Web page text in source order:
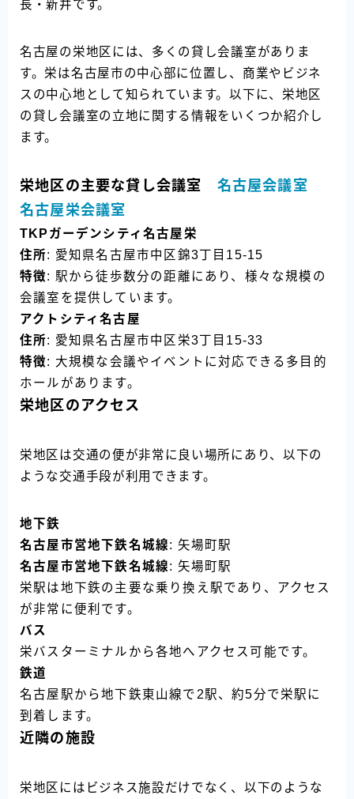
長・新井です。
名古屋の栄地区には、多くの貸し会議室がありま
す。栄は名古屋市の中心部に位置し、商業やビジネ
スの中心地として知られています。以下に、栄地区
の貸し会議室の立地に関する情報をいくつか紹介し
ます。
栄地区の主要な貸し会議室 名古屋会議室
名古屋栄会議室
TKPガーデンシティ名古屋栄
住所: 愛知県名古屋市中区錦3丁目15-15
特徴: 駅から徒歩数分の距離にあり、様々な規模の
会議室を提供しています。
アクトシティ名古屋
住所: 愛知県名古屋市中区栄3丁目15-33
特徴: 大規模な会議やイベントに対応できる多目的
ホールがあります。
栄地区のアクセス
栄地区は交通の便が非常に良い場所にあり、以下の
ような交通手段が利用できます。
地下鉄
名古屋市営地下鉄名城線: 矢場町駅
名古屋市営地下鉄名城線: 矢場町駅
栄駅は地下鉄の主要な乗り換え駅であり、アクセス
が非常に便利です。
バス
栄バスターミナルから各地へアクセス可能です。
鉄道
名古屋駅から地下鉄東山線で2駅、約5分で栄駅に
到着します。
近隣の施設
栄地区にはビジネス施設だけでなく、以下のような